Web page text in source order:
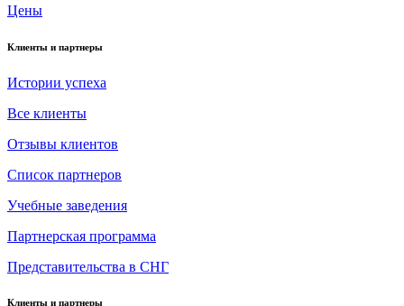
Цены
Клиенты и партнеры
Истории успеха
Все клиенты
Отзывы клиентов
Список партнеров
Учебные заведения
Партнерская программа
Представительства в СНГ
Клиенты и партнеры